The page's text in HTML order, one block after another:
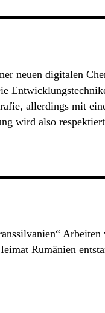
neuen digitalen
allerdings mit
wird also
Arbeiten
Rumänien